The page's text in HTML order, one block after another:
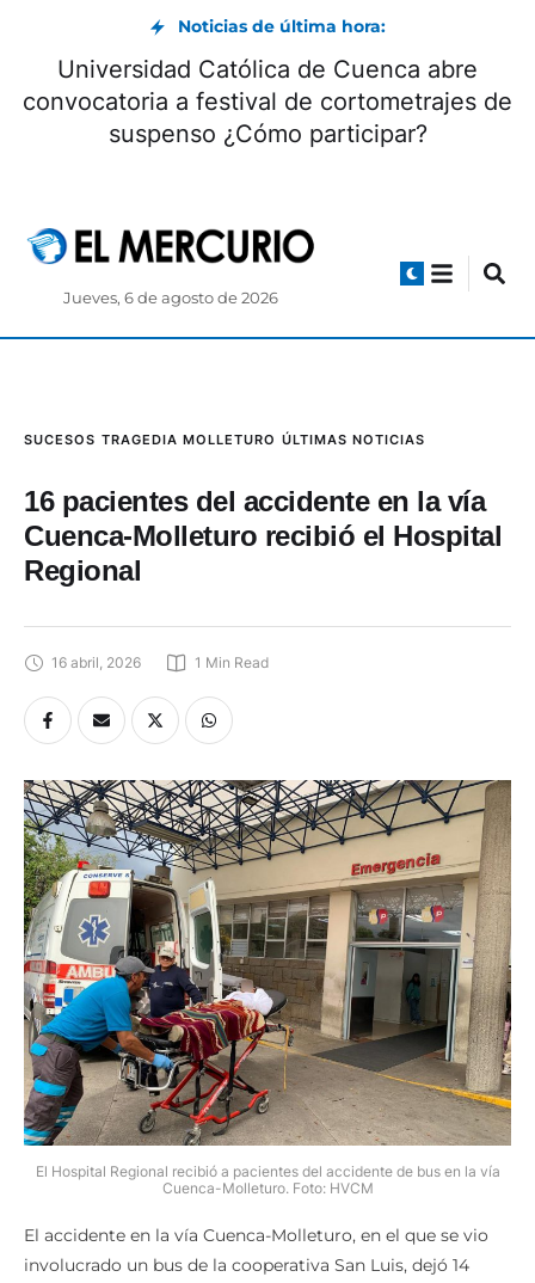
Noticias de última hora:
Universidad Católica de Cuenca abre
convocatoria a festival de cortometrajes de
suspenso ¿Cómo participar?
Jueves, 6 de agosto de 2026
SUCESOS TRAGEDIA MOLLETURO ÚLTIMAS NOTICIAS
16 pacientes del accidente en la vía
Cuenca-Molleturo recibió el Hospital
Regional
16 abril, 2026 1 Min Read
El Hospital Regional recibió a pacientes del accidente de bus en la vía
Cuenca-Molleturo. Foto: HVCM
El accidente en la vía Cuenca-Molleturo, en el que se vio
involucrado un bus de la cooperativa San Luis, dejó 14